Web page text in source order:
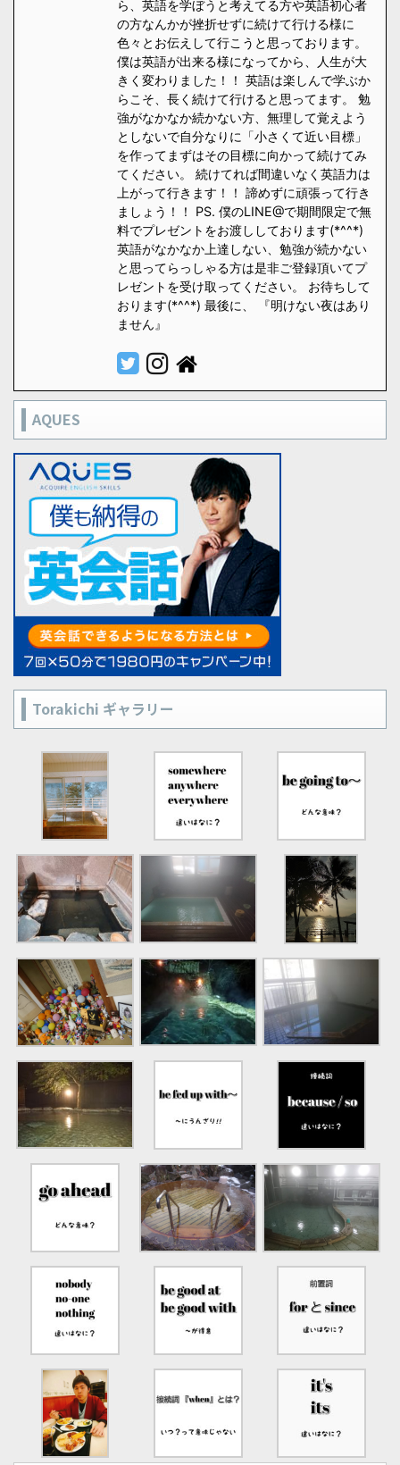
ら、英語を学ぼうと考えてる方や英語初心者
の方なんかが挫折せずに続けて行ける様に
色々とお伝えして行こうと思っております。
僕は英語が出来る様になってから、人生が大
きく変わりました！！ 英語は楽しんで学ぶか
らこそ、長く続けて行けると思ってます。 勉
強がなかなか続かない方、無理して覚えよう
としないで自分なりに「小さくて近い目標」
を作ってまずはその目標に向かって続けてみ
てください。 続けてれば間違いなく英語力は
上がって行きます！！ 諦めずに頑張って行き
ましょう！！ PS. 僕のLINE@で期間限定で無
料でプレゼントをお渡ししております(*^^*)
英語がなかなか上達しない、勉強が続かない
と思ってらっしゃる方は是非ご登録頂いてプ
レゼントを受け取ってください。 お待ちして
おります(*^^*) 最後に、 『明けない夜はあり
ません』
AQUES
Torakichi ギャラリー